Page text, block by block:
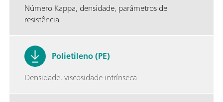
Número Kappa, densidade, parâmetros de
resistência
Polietileno (PE)
Densidade, viscosidade intrínseca